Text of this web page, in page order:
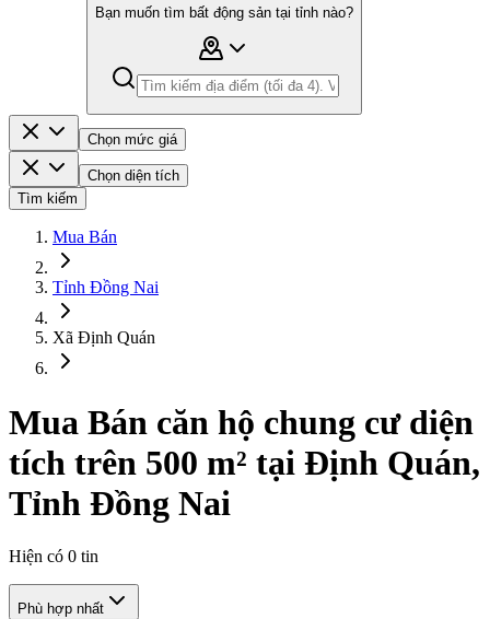
Bạn muốn tìm bất động sản tại tỉnh nào?
Chọn mức giá
Chọn diện tích
Tìm kiếm
Mua Bán
Tỉnh Đồng Nai
Xã Định Quán
Mua Bán căn hộ chung cư diện
tích trên 500 m² tại Định Quán,
Tỉnh Đồng Nai
Hiện có 0 tin
Phù hợp nhất